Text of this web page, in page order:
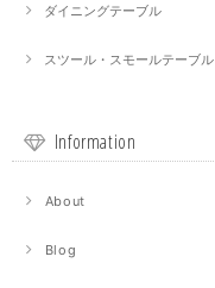
ダイニングテーブル
スツール・スモールテーブル
Information
About
Blog